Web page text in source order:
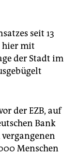
seit 13
hier mit
der Stadt im
der EZB, auf
Bank
Menschen